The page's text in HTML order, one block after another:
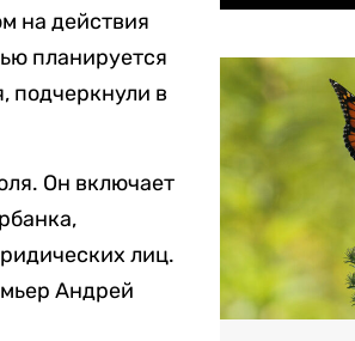
на действия
планируется
подчеркнули в
Он включает
лиц.
Андрей